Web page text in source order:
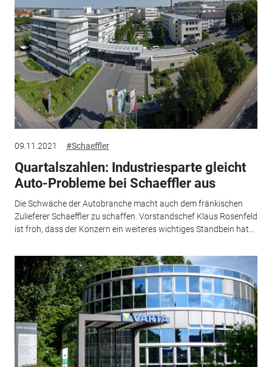
09.11.2021 #Schaeffler
Quartalszahlen: Industriesparte gleicht
Auto-Probleme bei Schaeffler aus
Die Schwäche der Autobranche macht auch dem fränkischen
Zulieferer Schaeffler zu schaffen. Vorstandschef Klaus Rosenfeld
ist froh, dass der Konzern ein weiteres wichtiges Standbein hat...